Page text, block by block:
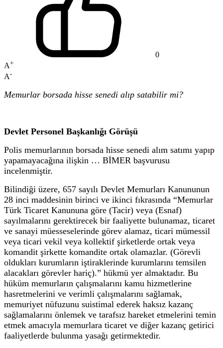
0
A+
A-
Memurlar borsada hisse senedi alıp satabilir mi?
Devlet Personel Başkanlığı Görüşü
Polis memurlarının borsada hisse senedi alım satımı yapıp
yapamayacağına ilişkin … BİMER başvurusu
incelenmiştir.
Bilindiği üzere, 657 sayılı Devlet Memurları Kanununun
28 inci maddesinin birinci ve ikinci fıkrasında “Memurlar
Türk Ticaret Kanununa göre (Tacir) veya (Esnaf)
sayılmalarını gerektirecek bir faaliyette bulunamaz, ticaret
ve sanayi müesseselerinde görev alamaz, ticari mümessil
veya ticari vekil veya kollektif şirketlerde ortak veya
komandit şirkette komandite ortak olamazlar. (Görevli
oldukları kurumların iştiraklerinde kurumlarını temsilen
alacakları görevler hariç).” hükmü yer almaktadır. Bu
hüküm memurların çalışmalarını kamu hizmetlerine
hasretmelerini ve verimli çalışmalarını sağlamak,
memuriyet nüfuzunu suistimal ederek haksız kazanç
sağlamalarını önlemek ve tarafsız hareket etmelerini temin
etmek amacıyla memurlara ticaret ve diğer kazanç getirici
faaliyetlerde bulunma yasağı getirmektedir.